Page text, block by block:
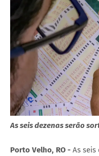
As seis dezenas serão
Porto Velho, RO - As seis